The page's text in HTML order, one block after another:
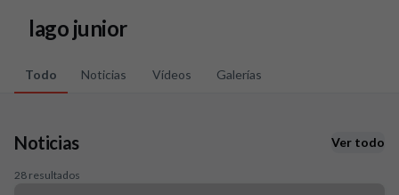
lago junior
Todo Noticias Vídeos Galerías
Noticias Ver todo
28 resultados